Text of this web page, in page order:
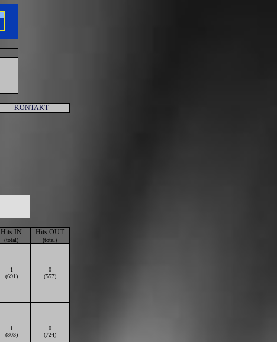
KONTAKT
Hits IN
(total)
Hits OUT
(total)
1
(691)
0
(557)
1
(803)
0
(724)